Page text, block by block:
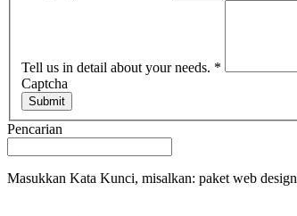
Tell us in detail about your needs. *
Captcha
Submit
Pencarian
Masukkan Kata Kunci, misalkan: paket web design